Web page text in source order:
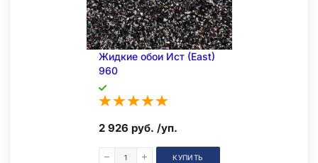
Жидкие обои Иcт (East)
960
2 926 руб. /уп.
КУПИТЬ